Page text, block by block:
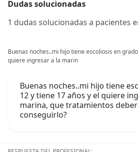
Dudas solucionadas
1 dudas solucionadas a pacientes
Buenas noches..mi hijo tiene escoliosis en
quiere ingresar a la marin
Buenas noches..mi hijo tiene
12 y tiene 17 años y el quiere
marina, que tratamientos
conseguirlo?